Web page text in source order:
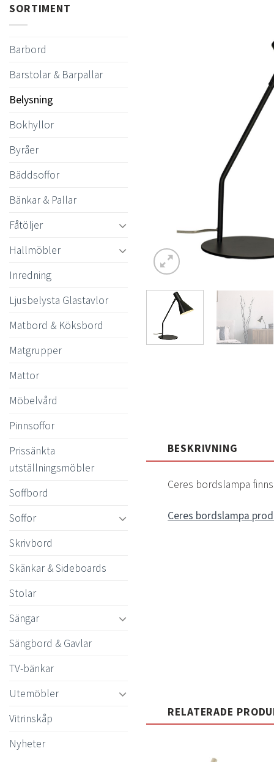
SORTIMENT
Barbord
Barstolar & Barpallar
Belysning
Bokhyllor
Byråer
Bäddsoffor
Bänkar & Pallar
Fåtöljer
Hallmöbler
Inredning
Ljusbelysta Glastavlor
Matbord & Köksbord
Matgrupper
Mattor
Möbelvård
Pinnsoffor
Prissänkta
utställningsmöbler
Soffbord
Soffor
Skrivbord
Skänkar & Sideboards
Stolar
Sängar
Sängbord & Gavlar
TV-bänkar
Utemöbler
Vitrinskåp
Nyheter
BESKRIVNING
Ceres bordslampa
Ceres bordslampa
RELATERADE